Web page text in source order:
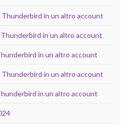
in un altro account
in un altro account
in un altro account
in un altro account
in un altro account